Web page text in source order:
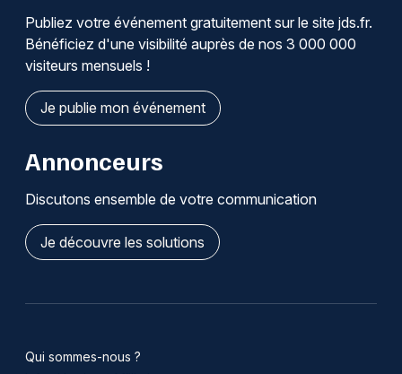
Publiez votre événement gratuitement sur le site jds.fr.
Bénéficiez d'une visibilité auprès de nos 3 000 000
visiteurs mensuels !
Je publie mon événement
Annonceurs
Discutons ensemble de votre communication
Je découvre les solutions
Qui sommes-nous ?